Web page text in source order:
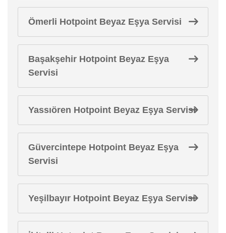
Ömerli Hotpoint Beyaz Eşya Servisi
Başakşehir Hotpoint Beyaz Eşya
Servisi
Yassıören Hotpoint Beyaz Eşya Servisi
Güvercintepe Hotpoint Beyaz Eşya
Servisi
Yeşilbayır Hotpoint Beyaz Eşya Servisi